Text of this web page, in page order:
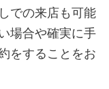
での来店も可能
場合や確実に手
をすることをお